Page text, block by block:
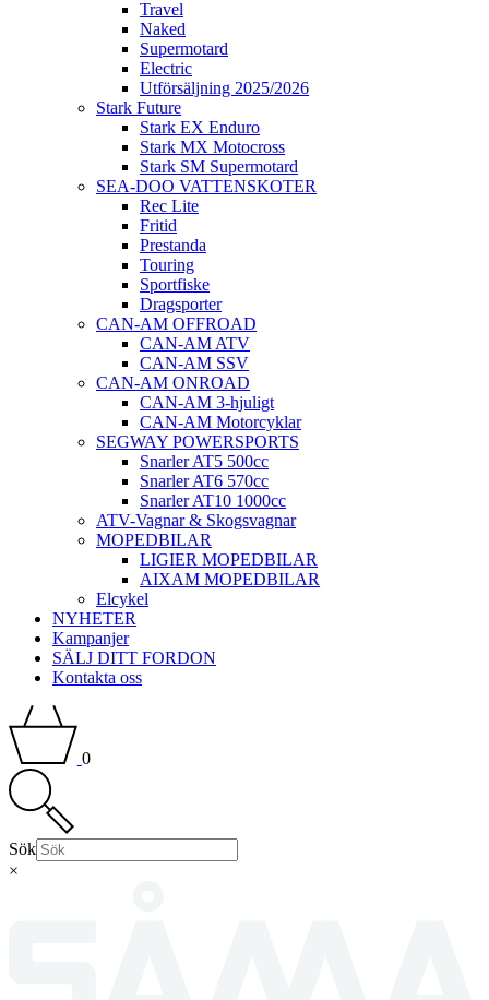
Travel
Naked
Supermotard
Electric
Utförsäljning 2025/2026
Stark Future
Stark EX Enduro
Stark MX Motocross
Stark SM Supermotard
SEA-DOO VATTENSKOTER
Rec Lite
Fritid
Prestanda
Touring
Sportfiske
Dragsporter
CAN-AM OFFROAD
CAN-AM ATV
CAN-AM SSV
CAN-AM ONROAD
CAN-AM 3-hjuligt
CAN-AM Motorcyklar
SEGWAY POWERSPORTS
Snarler AT5 500cc
Snarler AT6 570cc
Snarler AT10 1000cc
ATV-Vagnar & Skogsvagnar
MOPEDBILAR
LIGIER MOPEDBILAR
AIXAM MOPEDBILAR
Elcykel
NYHETER
Kampanjer
SÄLJ DITT FORDON
Kontakta oss
0
Sök
×